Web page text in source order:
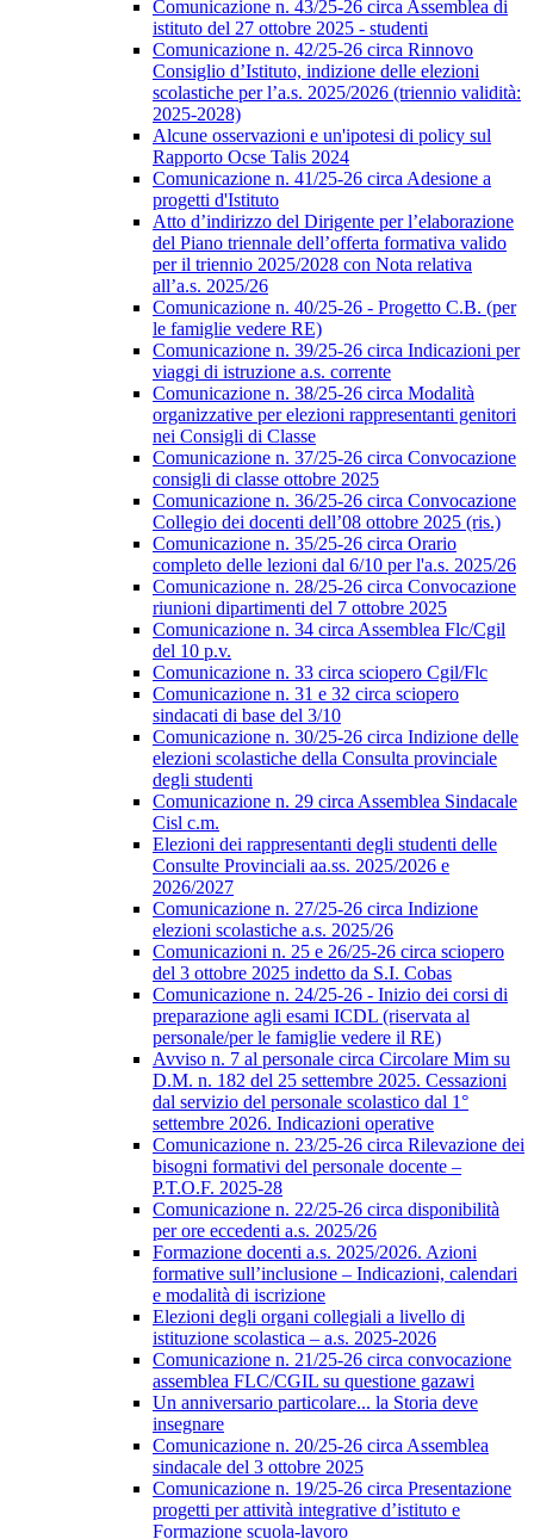
Comunicazione n. 43/25-26 circa Assemblea di
istituto del 27 ottobre 2025 - studenti
Comunicazione n. 42/25-26 circa Rinnovo
Consiglio d’Istituto, indizione delle elezioni
scolastiche per l’a.s. 2025/2026 (triennio validità:
2025-2028)
Alcune osservazioni e un'ipotesi di policy sul
Rapporto Ocse Talis 2024
Comunicazione n. 41/25-26 circa Adesione a
progetti d'Istituto
Atto d’indirizzo del Dirigente per l’elaborazione
del Piano triennale dell’offerta formativa valido
per il triennio 2025/2028 con Nota relativa
all’a.s. 2025/26
Comunicazione n. 40/25-26 - Progetto C.B. (per
le famiglie vedere RE)
Comunicazione n. 39/25-26 circa Indicazioni per
viaggi di istruzione a.s. corrente
Comunicazione n. 38/25-26 circa Modalità
organizzative per elezioni rappresentanti genitori
nei Consigli di Classe
Comunicazione n. 37/25-26 circa Convocazione
consigli di classe ottobre 2025
Comunicazione n. 36/25-26 circa Convocazione
Collegio dei docenti dell’08 ottobre 2025 (ris.)
Comunicazione n. 35/25-26 circa Orario
completo delle lezioni dal 6/10 per l'a.s. 2025/26
Comunicazione n. 28/25-26 circa Convocazione
riunioni dipartimenti del 7 ottobre 2025
Comunicazione n. 34 circa Assemblea Flc/Cgil
del 10 p.v.
Comunicazione n. 33 circa sciopero Cgil/Flc
Comunicazione n. 31 e 32 circa sciopero
sindacati di base del 3/10
Comunicazione n. 30/25-26 circa Indizione delle
elezioni scolastiche della Consulta provinciale
degli studenti
Comunicazione n. 29 circa Assemblea Sindacale
Cisl c.m.
Elezioni dei rappresentanti degli studenti delle
Consulte Provinciali aa.ss. 2025/2026 e
2026/2027
Comunicazione n. 27/25-26 circa Indizione
elezioni scolastiche a.s. 2025/26
Comunicazioni n. 25 e 26/25-26 circa sciopero
del 3 ottobre 2025 indetto da S.I. Cobas
Comunicazione n. 24/25-26 - Inizio dei corsi di
preparazione agli esami ICDL (riservata al
personale/per le famiglie vedere il RE)
Avviso n. 7 al personale circa Circolare Mim su
D.M. n. 182 del 25 settembre 2025. Cessazioni
dal servizio del personale scolastico dal 1°
settembre 2026. Indicazioni operative
Comunicazione n. 23/25-26 circa Rilevazione dei
bisogni formativi del personale docente –
P.T.O.F. 2025-28
Comunicazione n. 22/25-26 circa disponibilità
per ore eccedenti a.s. 2025/26
Formazione docenti a.s. 2025/2026. Azioni
formative sull’inclusione – Indicazioni, calendari
e modalità di iscrizione
Elezioni degli organi collegiali a livello di
istituzione scolastica – a.s. 2025-2026
Comunicazione n. 21/25-26 circa convocazione
assemblea FLC/CGIL su questione gazawi
Un anniversario particolare... la Storia deve
insegnare
Comunicazione n. 20/25-26 circa Assemblea
sindacale del 3 ottobre 2025
Comunicazione n. 19/25-26 circa Presentazione
progetti per attività integrative d’istituto e
Formazione scuola-lavoro